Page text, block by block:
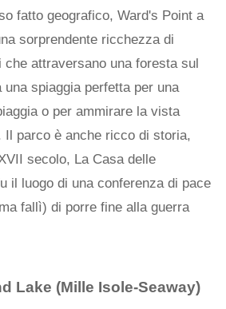
fatto geografico, Ward's Point a
sorprendente ricchezza di
attraversano una foresta sul
una spiaggia perfetta per una
o per ammirare la vista
Il parco è anche ricco di storia,
secolo, La Casa delle
il luogo di una conferenza di pace
fallì) di porre fine alla guerra
Lake (Mille Isole-Seaway)